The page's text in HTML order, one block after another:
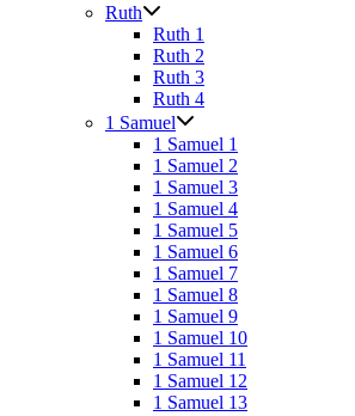
Ruth
Ruth 1
Ruth 2
Ruth 3
Ruth 4
1 Samuel
1 Samuel 1
1 Samuel 2
1 Samuel 3
1 Samuel 4
1 Samuel 5
1 Samuel 6
1 Samuel 7
1 Samuel 8
1 Samuel 9
1 Samuel 10
1 Samuel 11
1 Samuel 12
1 Samuel 13